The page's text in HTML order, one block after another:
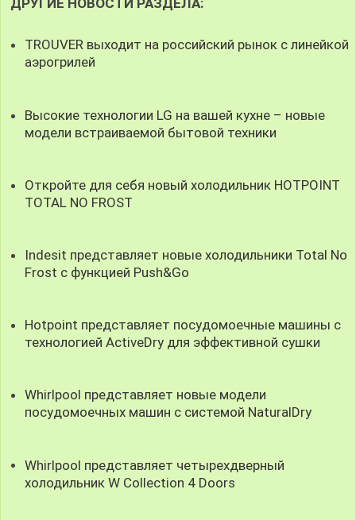
ДРУГИЕ НОВОСТИ РАЗДЕЛА:
TROUVER выходит на российский рынок с линейкой
аэрогрилей
Высокие технологии LG на вашей кухне – новые
модели встраиваемой бытовой техники
Откройте для себя новый холодильник HOTPOINT
TOTAL NO FROST
Indesit представляет новые холодильники Total No
Frost c функцией Push&Go
Hotpoint представляет посудомоечные машины с
технологией ActiveDry для эффективной сушки
Whirlpool представляет новые модели
посудомоечных машин с системой NaturalDry
Whirlpool представляет четырехдверный
холодильник W Collection 4 Doors